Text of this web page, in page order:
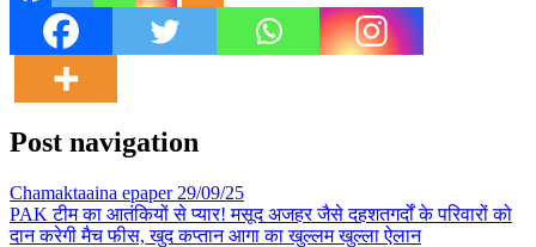
Post navigation
Chamaktaaina epaper 29/09/25
PAK टीम का आतंकियों से प्यार! मसूद अजहर जैसे दहशतगर्दों के परिवारों को
दान करेगी मैच फीस, खुद कप्तान आगा का खुल्लम खुल्ला ऐलान